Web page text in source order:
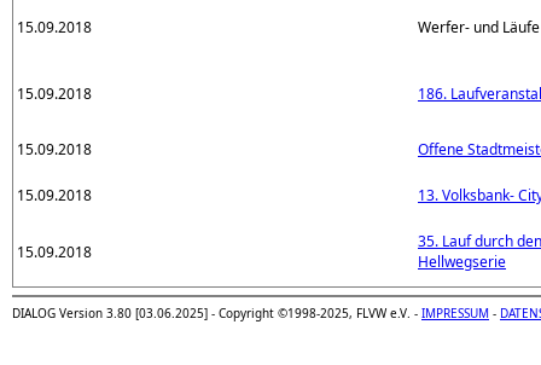
15.09.2018 Werfer- und
15.09.2018 186.
15.09.2018 Offene
15.09.2018 13. Volksbank-
15.09.2018
35. Lauf durch
Hellwegserie
DIALOG Version 3.80 [03.06.2025] - Copyright ©1998-2025, FLVW e.V. - IMPRESSUM -